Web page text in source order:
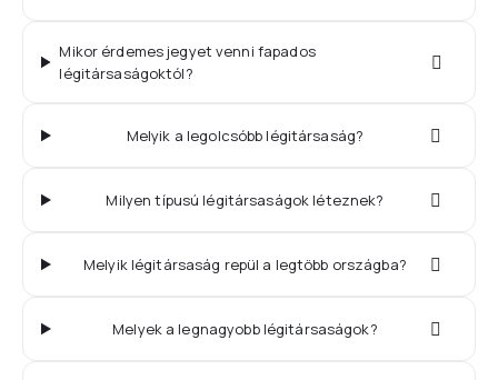
Mikor érdemes jegyet venni fapados
légitársaságoktól?
Melyik a legolcsóbb légitársaság?
Milyen típusú légitársaságok léteznek?
Melyik légitársaság repül a legtöbb országba?
Melyek a legnagyobb légitársaságok?